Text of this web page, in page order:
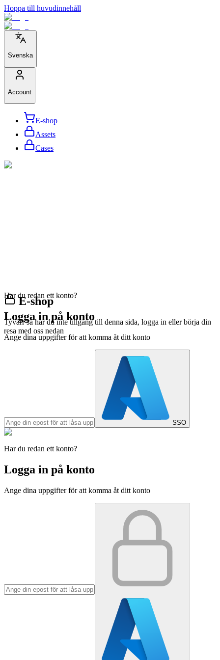
Hoppa till huvudinnehåll
Svenska
Account
E-shop
Assets
Cases
E-shop
Tyvärr så har du inte tillgång till denna sida, logga in eller börja din
resa med oss nedan
Har du redan ett konto?
Logga in på konto
Ange dina uppgifter för att komma åt ditt konto
SSO
Har du redan ett konto?
Logga in på konto
Ange dina uppgifter för att komma åt ditt konto